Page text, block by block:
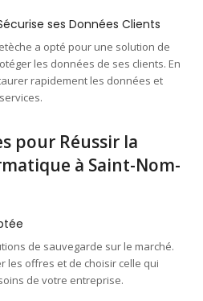
ses Données Clients
a opté pour une solution de
les données de ses clients. En
rapidement les données et
pour Réussir la
à Saint-Nom-
de sauvegarde sur le marché.
les offres et de choisir celle qui
de votre entreprise.